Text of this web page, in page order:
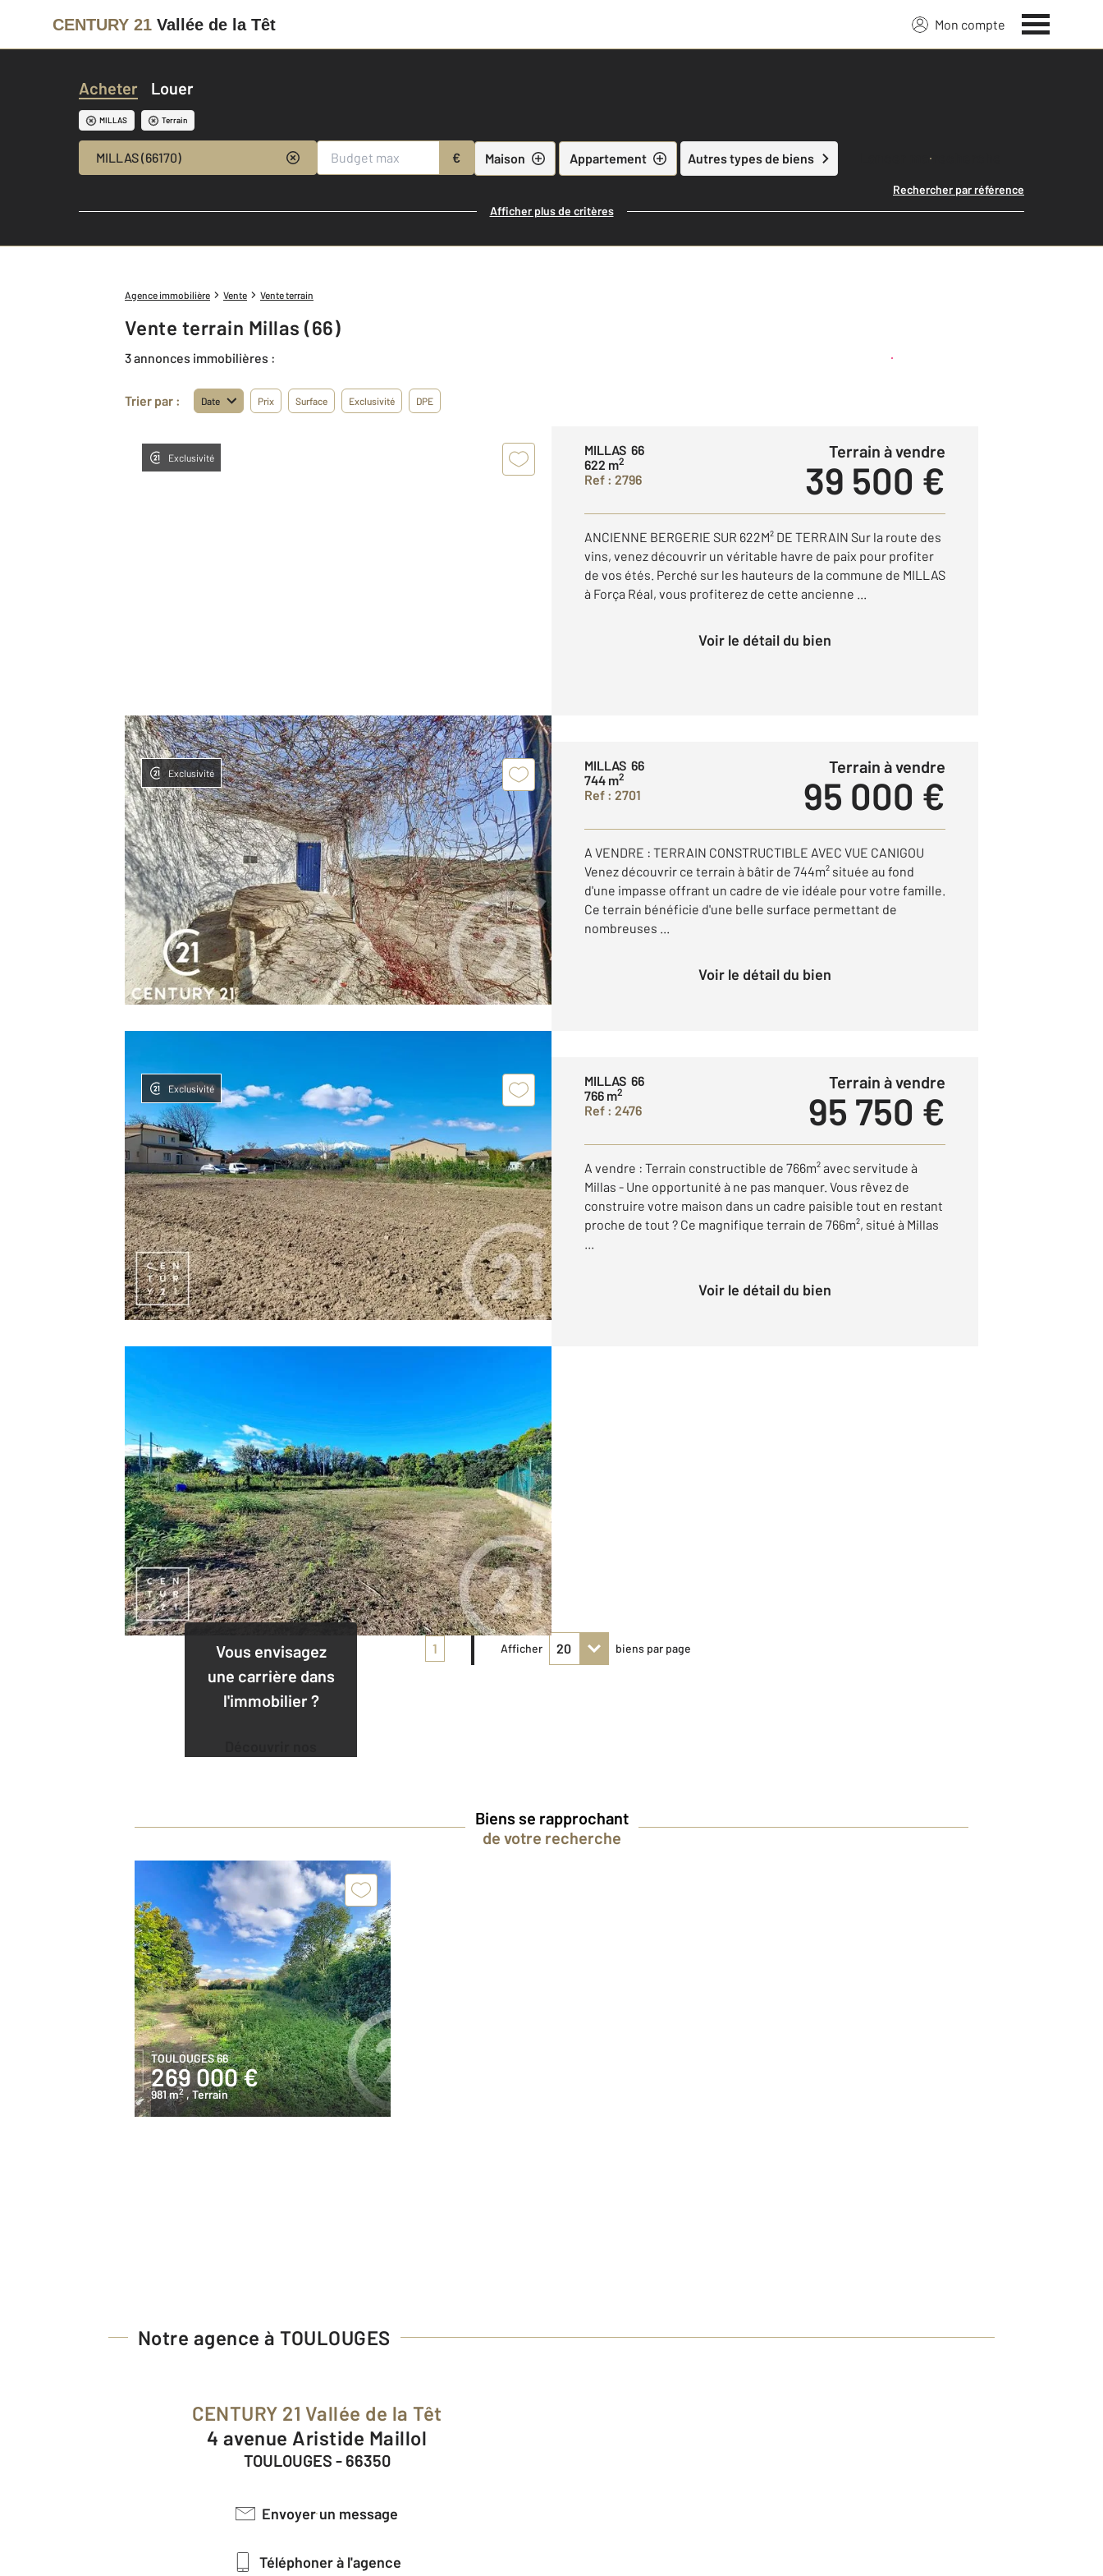
CENTURY 21 Vallée de la Têt Mon compte
Acheter Louer
MILLAS Terrain
MILLAS (66170) € Maison Appartement Autres types de biens Lancer ma recherche
Rechercher par référence
Afficher plus de critères
Agence immobilière Vente Vente terrain
Vente terrain Millas (66)
3 annonces immobilières : Créer une alerte
Trier par : Date Prix Surface Exclusivité DPE
Exclusivité
MILLAS 66
622 m2
Ref : 2796
Terrain à vendre
39 500 €
ANCIENNE BERGERIE SUR 622M² DE TERRAIN Sur la route des
vins, venez découvrir un véritable havre de paix pour profiter
de vos étés. Perché sur les hauteurs de la commune de MILLAS
à Força Réal, vous profiterez de cette ancienne ...
Voir le détail du bien
Exclusivité
MILLAS 66
744 m2
Ref : 2701
Terrain à vendre
95 000 €
A VENDRE : TERRAIN CONSTRUCTIBLE AVEC VUE CANIGOU
Venez découvrir ce terrain à bâtir de 744m² située au fond
d'une impasse offrant un cadre de vie idéale pour votre famille.
Ce terrain bénéficie d'une belle surface permettant de
nombreuses ...
Voir le détail du bien
Exclusivité
MILLAS 66
766 m2
Ref : 2476
Terrain à vendre
95 750 €
A vendre : Terrain constructible de 766m² avec servitude à
Millas - Une opportunité à ne pas manquer. Vous rêvez de
construire votre maison dans un cadre paisible tout en restant
proche de tout ? Ce magnifique terrain de 766m², situé à Millas
...
Voir le détail du bien
Vous envisagez
une carrière dans
l'immobilier ?
1 Afficher biens par page
Biens se rapprochant
de votre recherche
TOULOUGES 66
269 000 €
981 m2 , Terrain
Notre agence à TOULOUGES
CENTURY 21 Vallée de la Têt
4 avenue Aristide Maillol
TOULOUGES - 66350
Envoyer un message
Téléphoner à l'agence